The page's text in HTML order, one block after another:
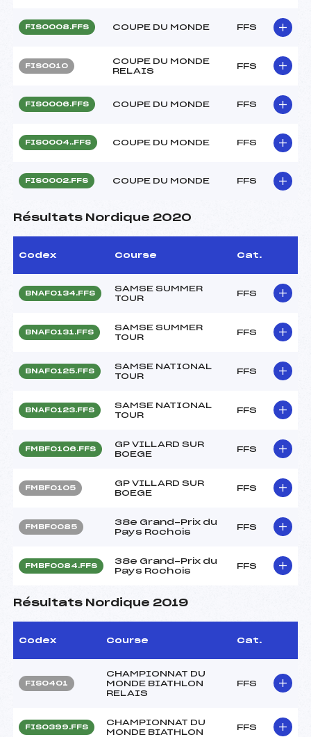
FIS0008.FFS COUPE DU MONDE FFS
FIS0010
COUPE DU MONDE
RELAIS
FFS
FIS0006.FFS COUPE DU MONDE FFS
FIS0004..FFS COUPE DU MONDE FFS
FIS0002.FFS COUPE DU MONDE FFS
Résultats Nordique 2020
Codex Course Cat.
BNAF0134.FFS
SAMSE SUMMER
TOUR
FFS
BNAF0131.FFS
SAMSE SUMMER
TOUR
FFS
BNAF0125.FFS
SAMSE NATIONAL
TOUR
FFS
BNAF0123.FFS
SAMSE NATIONAL
TOUR
FFS
FMBF0106.FFS
GP VILLARD SUR
BOEGE
FFS
FMBF0105
GP VILLARD SUR
BOEGE
FFS
FMBF0085
38e Grand-Prix du
Pays Rochois
FFS
FMBF0084.FFS
38e Grand-Prix du
Pays Rochois
FFS
Résultats Nordique 2019
Codex Course Cat.
FIS0401
CHAMPIONNAT DU
MONDE BIATHLON
RELAIS
FFS
FIS0399.FFS
CHAMPIONNAT DU
MONDE BIATHLON
FFS